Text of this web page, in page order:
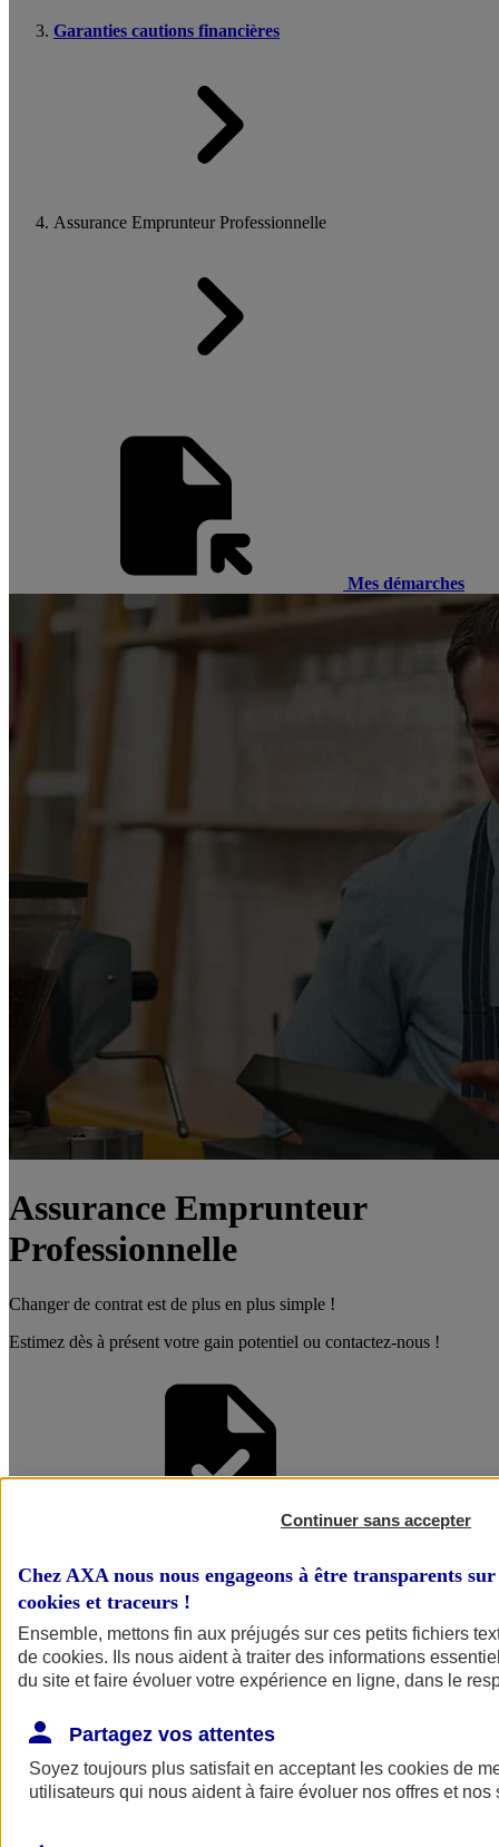
Garanties cautions financières
Assurance Emprunteur Professionnelle
Mes démarches
Assurance Emprunteur
Professionnelle
Changer de contrat est de plus en plus simple !
Estimez dès à présent votre gain potentiel ou contactez-nous !
Faire une
Simulation
Simuler mon
Continuer sans accepter
Chez AXA nous nous engageons à être transparents
cookies et traceurs !
Ensemble, mettons fin aux préjugés sur ces petits fichiers
de cookies. Ils nous aident à traiter des informations
du site et faire évoluer votre expérience en ligne, dans le
Partagez vos attentes
Soyez toujours plus satisfait en acceptant les cookies de
utilisateurs qui nous aident à faire évoluer nos offres et nos